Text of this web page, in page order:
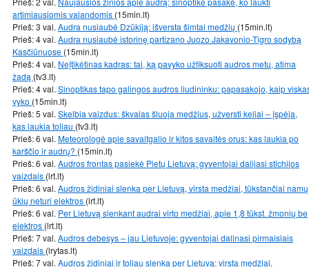
artimiausiomis valandomis (15min.lt)
Prieš: 3 val. Audra nusiaubė Dzūkiją: išversta šimtai medžių (15min.lt)
Prieš: 4 val. Audra nusiaubė istorinę partizano Juozo Jakavonio-Tigro sodybą
Kasčiūnuose (15min.lt)
Prieš: 4 val. Neįtikėtinas kadras: tai, ką pavyko užfiksuoti audros metu, atima
žadą (tv3.lt)
Prieš: 4 val. Sinoptikas tapo galingos audros liudininku: papasakojo, kaip
vyko (15min.lt)
Prieš: 5 val. Skelbia vaizdus: škvalas šluoja medžius, užversti keliai – įspėja,
kas laukia toliau (tv3.lt)
Prieš: 6 val. Meteorologė apie savaitgalio ir kitos savaitės orus: kas laukia po
karščio ir audrų? (15min.lt)
Prieš: 6 val. Audros frontas pasiekė Pietų Lietuvą: gyventojai dalijasi stichijos
vaizdais (lrt.lt)
Prieš: 6 val. Audros židiniai slenka per Lietuvą, virsta medžiai, tūkstančiai namų
ūkių neturi elektros (lrt.lt)
Prieš: 6 val. Per Lietuvą slenkant audrai virto medžiai, apie 1,8 tūkst. žmonių be
elektros (lrt.lt)
Prieš: 7 val. Audros debesys – jau Lietuvoje: gyventojai dalinasi pirmaisiais
vaizdais (lrytas.lt)
Prieš: 7 val. Audros židiniai ir toliau slenka per Lietuvą: virsta medžiai,